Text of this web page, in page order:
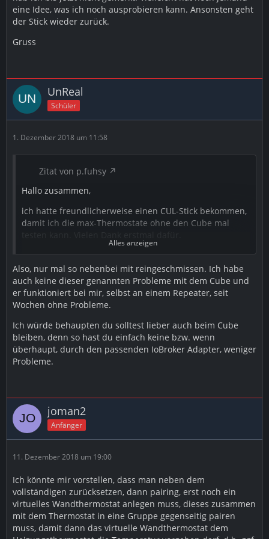
eine Idee, was ich noch ausprobieren kann. Ansonsten geht
der Stick wieder zurück.
Gruss
UnReal
Schüler
1. Dezember 2018 um 11:58
Zitat von p.fuhsy
Hallo zusammen,
ich hatte freundlicherweise einen CUL-Stick bekommen,
damit ich die max-Thermostate ohne den Cube mal
Meine Erfahrungen:
Adapter:
passiert aber im Anlernmodus der Thermostate rein gar
nichts. Keine Reaktion, keine neuen Objekte im ioBroker.
Dei Einstellungen wurden so gelassen wie Sie waren.
angezeigt wurde und
im Log zeigte, dass ein Stick gefunden wurde. Die
übrigen Einstellungen wurde so gelassen wie Sie waren.
Paaren:
Durch Bestätigung über 5s des Boost-Buttons am
Thermostat, wird der selbige in den Pairing-Modus
gesetzt.
Unter den Objekten des ioBrokers taucht dann ein
neues auf. Bei der Basic-Version des Thermostates,
Alles anzeigen
Also, nur mal so nebenbei mit reingeschmissen. Ich habe
auch keine dieser genannten Probleme mit dem Cube und
er funktioniert bei mir, selbst an einem Repeater, seit
Wochen ohne Probleme.
Ich würde behaupten du solltest lieber auch beim Cube
bleiben, denn so hast du einfach keine bzw. wenn
überhaupt, durch den passenden IoBroker Adapter, weniger
Probleme.
joman2
Anfänger
11. Dezember 2018 um 19:00
Ich könnte mir vorstellen, dass man neben dem
vollständigen zurücksetzen, dann pairing, erst noch ein
virtuelles Wandthermostat anlegen muss, dieses zusammen
mit dem Thermostat in eine Gruppe gegenseitig pairen
muss, damit dann das virtuelle Wandthermostat dem